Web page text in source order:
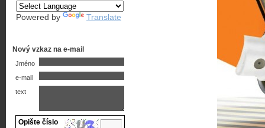
Powered by Translate
Nový vzkaz na e-mail
Jméno
e-mail
text
Opište číslo